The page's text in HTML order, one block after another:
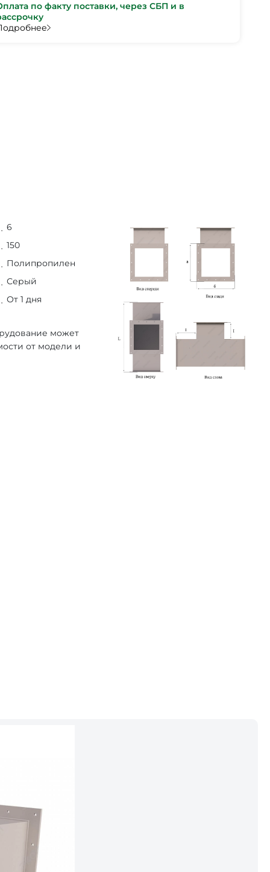
по факту поставки, через СБП и в
6
150
Полипропилен
Серый
От 1 дня
может
от модели и